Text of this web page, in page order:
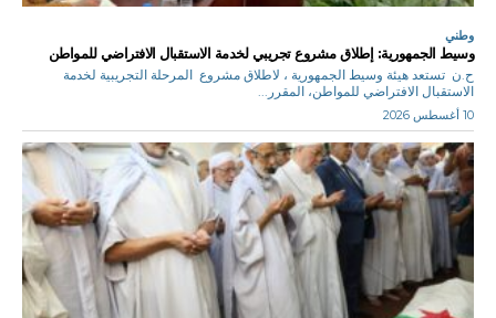
وطني
وسيط الجمهورية: إطلاق مشروع تجريبي لخدمة الاستقبال الافتراضي للمواطن
ح.ن تستعد هيئة وسيط الجمهورية ، لاطلاق مشروع المرحلة التجريبية لخدمة
الاستقبال الافتراضي للمواطن، المقرر...
10 أغسطس 2026